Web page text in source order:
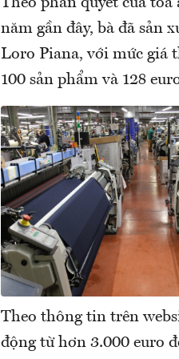
năm gần đây, bà đã sản
Loro Piana, với mức giá
100 sản phẩm và 128
Theo thông tin trên
động từ hơn 3.000 euro